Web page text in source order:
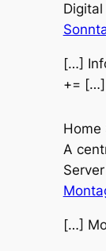
[…]
+= […]
Home
A
[…]